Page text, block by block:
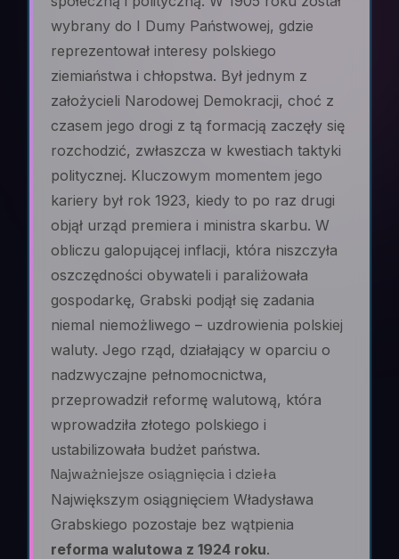
wybrany do I Dumy Państwowej, gdzie
reprezentował interesy polskiego
ziemiaństwa i chłopstwa. Był jednym z
założycieli Narodowej Demokracji, choć z
czasem jego drogi z tą formacją zaczęły się
rozchodzić, zwłaszcza w kwestiach taktyki
politycznej. Kluczowym momentem jego
kariery był rok 1923, kiedy to po raz drugi
objął urząd premiera i ministra skarbu. W
obliczu galopującej inflacji, która niszczyła
oszczędności obywateli i paraliżowała
gospodarkę, Grabski podjął się zadania
niemal niemożliwego – uzdrowienia polskiej
waluty. Jego rząd, działający w oparciu o
nadzwyczajne pełnomocnictwa,
przeprowadził reformę walutową, która
wprowadziła złotego polskiego i
ustabilizowała budżet państwa.
Najważniejsze osiągnięcia i dzieła
Największym osiągnięciem Władysława
Grabskiego pozostaje bez wątpienia
reforma walutowa z 1924 roku.